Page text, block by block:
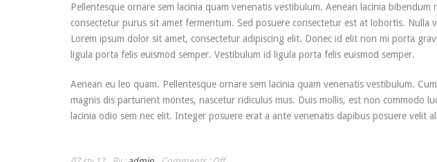
Pellentesque ornare sem lacinia quam venenatis vestibulum. Aenean lacinia bibendum
consectetur purus sit amet fermentum. Sed posuere consectetur est at lobortis. Nulla
Lorem ipsum dolor sit amet, consectetur adipiscing elit. Donec id elit non mi porta
ligula porta felis euismod semper. Vestibulum id ligula porta felis euismod semper.
Aenean eu leo quam. Pellentesque ornare sem lacinia quam venenatis vestibulum.
magnis dis parturient montes, nascetur ridiculus mus. Duis mollis, est non commodo
lacinia odio sem nec elit. Integer posuere erat a ante venenatis dapibus posuere velit